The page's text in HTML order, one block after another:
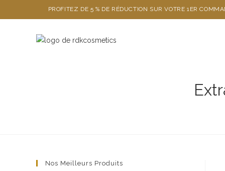
PROFITEZ DE 5 % DE RÉDUCTION SUR VOTRE 1ER
Nos Meilleurs Produits